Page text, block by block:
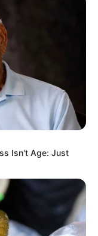
bergerak bebas
kandang yang
saat bermain.
dari jeruji yang cukup
meletakkan
Isn't Age: Just